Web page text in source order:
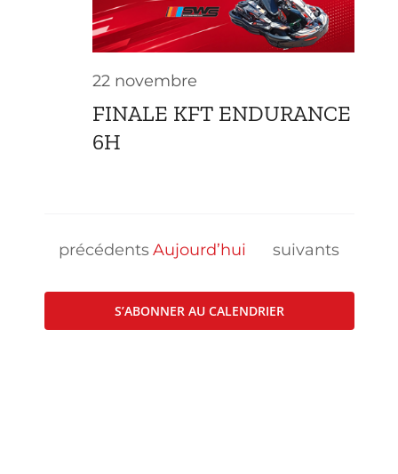
22 novembre
FINALE KFT ENDURANCE
6H
Évènements
précédentsAujourd’hui Évènements
suivants
S’ABONNER AU CALENDRIER